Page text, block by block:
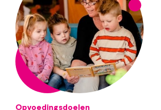
Opvoedingsdoelen